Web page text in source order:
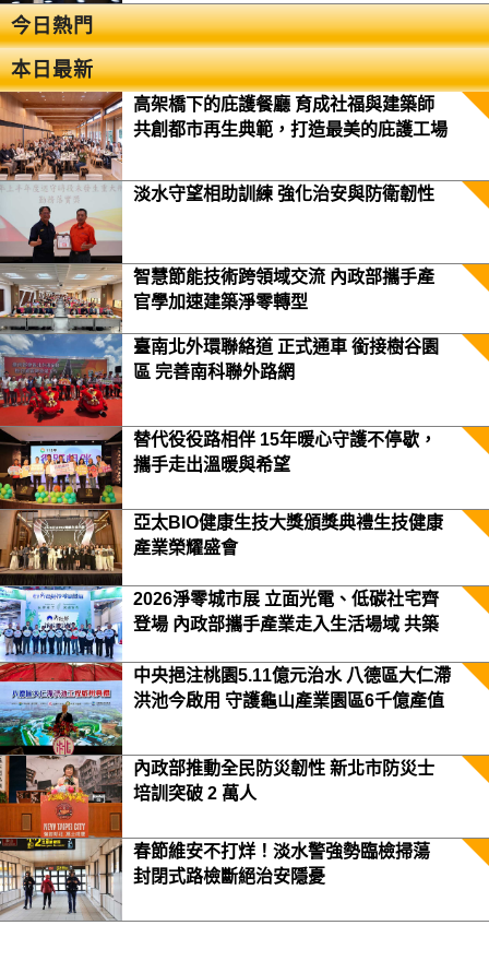
今日熱門
本日最新
高架橋下的庇護餐廳 育成社福與建築師
共創都市再生典範，打造最美的庇護工場
淡水守望相助訓練 強化治安與防衛韌性
智慧節能技術跨領域交流 內政部攜手產
官學加速建築淨零轉型
臺南北外環聯絡道 正式通車 銜接樹谷園
區 完善南科聯外路網
替代役役路相伴 15年暖心守護不停歇，
攜手走出溫暖與希望
亞太BIO健康生技大獎頒獎典禮生技健康
產業榮耀盛會
2026淨零城市展 立面光電、低碳社宅齊
登場 內政部攜手產業走入生活場域 共築
中央挹注桃園5.11億元治水 八德區大仁滯
洪池今啟用 守護龜山產業園區6千億產值
內政部推動全民防災韌性 新北市防災士
培訓突破 2 萬人
春節維安不打烊！淡水警強勢臨檢掃蕩
封閉式路檢斷絕治安隱憂